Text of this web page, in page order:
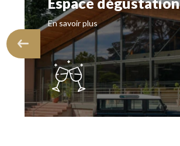
En savoir plus